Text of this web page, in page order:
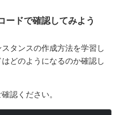
ードで確認してみよう
スタンスの作成方法を学習し
どのようになるのか確認し
認ください。